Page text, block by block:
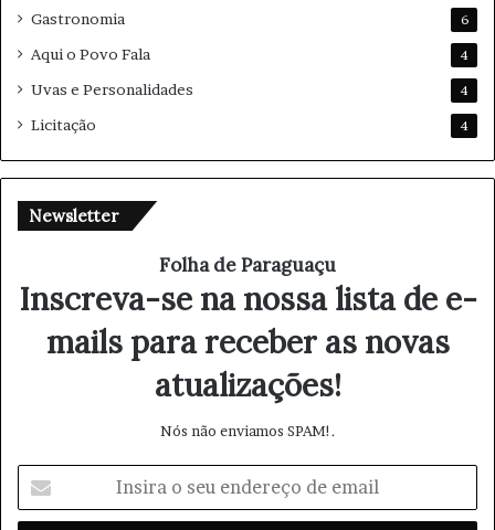
Gastronomia 6
Aqui o Povo Fala 4
Uvas e Personalidades 4
Licitação 4
Newsletter
Folha de Paraguaçu
Inscreva-se na nossa lista de e-
mails para receber as novas
atualizações!
Nós não enviamos SPAM!.
s